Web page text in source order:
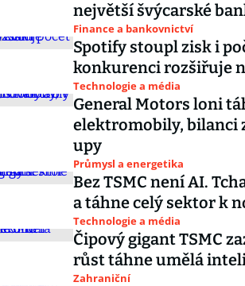
největší švýcarské
Finance a bankovnictví
Spotify stoupl zisk i
konkurenci rozšiřuje
Technologie a média
General Motors loni
elektromobily, bilanci
upy
Průmysl a energetika
Bez TSMC není AI.
a táhne celý sektor k
Technologie a média
Čipový gigant TSMC
růst táhne umělá
Zahraniční